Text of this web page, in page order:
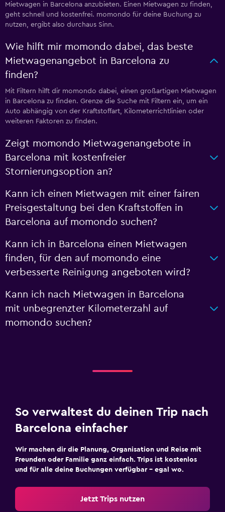
Mietwagen in Barcelona anzubieten. Einen Mietwagen zu finden,
geht schnell und kostenfrei. momondo für deine Buchung zu
nutzen, ergibt also durchaus Sinn.
Wie hilft mir momondo dabei, das beste
Mietwagenangebot in Barcelona zu
finden?
Mit Filtern hilft dir momondo dabei, einen großartigen Mietwagen
in Barcelona zu finden. Grenze die Suche mit Filtern ein, um ein
Auto abhängig von der Kraftstoffart, Kilometerrichtlinien oder
weiteren Faktoren zu finden.
Zeigt momondo Mietwagenangebote in
Barcelona mit kostenfreier
Stornierungsoption an?
Kann ich einen Mietwagen mit einer fairen
Preisgestaltung bei den Kraftstoffen in
Barcelona auf momondo suchen?
Kann ich in Barcelona einen Mietwagen
finden, für den auf momondo eine
verbesserte Reinigung angeboten wird?
Kann ich nach Mietwagen in Barcelona
mit unbegrenzter Kilometerzahl auf
momondo suchen?
So verwaltest du deinen Trip nach
Barcelona einfacher
Wir machen dir die Planung, Organisation und Reise mit
Freunden oder Familie ganz einfach. Trips ist kostenlos
und für alle deine Buchungen verfügbar – egal wo.
Jetzt Trips nutzen